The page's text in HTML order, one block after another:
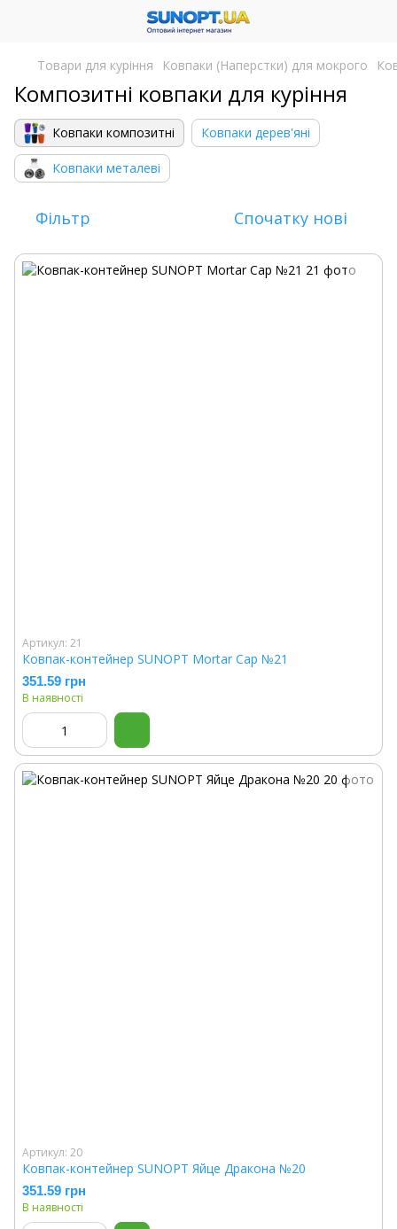
Товари для куріння Ковпаки (Наперстки) для мокрого
Композитні ковпаки для куріння
Ковпаки композитні Ковпаки дерев'яні
Ковпаки металеві
Фільтр Спочатку нові
Артикул: 21
Ковпак-контейнер SUNOPT Mortar Cap №21
351.59 грн
В наявності
Артикул: 20
Ковпак-контейнер SUNOPT Яйце Дракона №20
351.59 грн
В наявності